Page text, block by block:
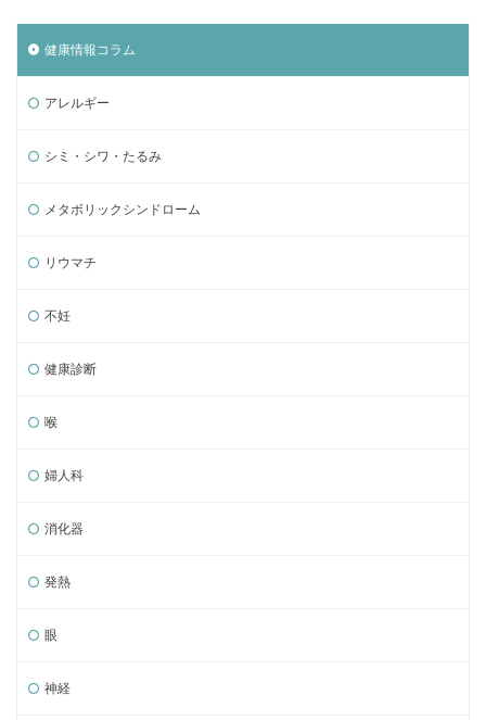
健康情報コラム
アレルギー
シミ・シワ・たるみ
メタボリックシンドローム
リウマチ
不妊
健康診断
喉
婦人科
消化器
発熱
眼
神経